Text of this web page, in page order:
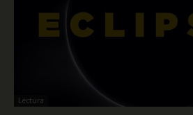
Lectura